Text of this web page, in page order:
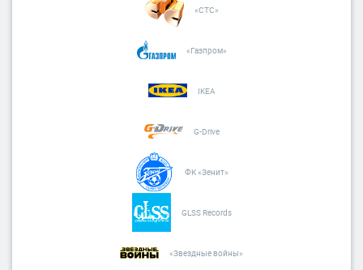
Подойдет: чехлы любого цвета и из любого материала
Стойкая несмываемая печать
Полноцветное изображение
— дизайн в подарок!
«СТС»
«Газпром»
IKEA
G-Drive
ФК «Зенит»
GLSS Records
«Звездные войны»